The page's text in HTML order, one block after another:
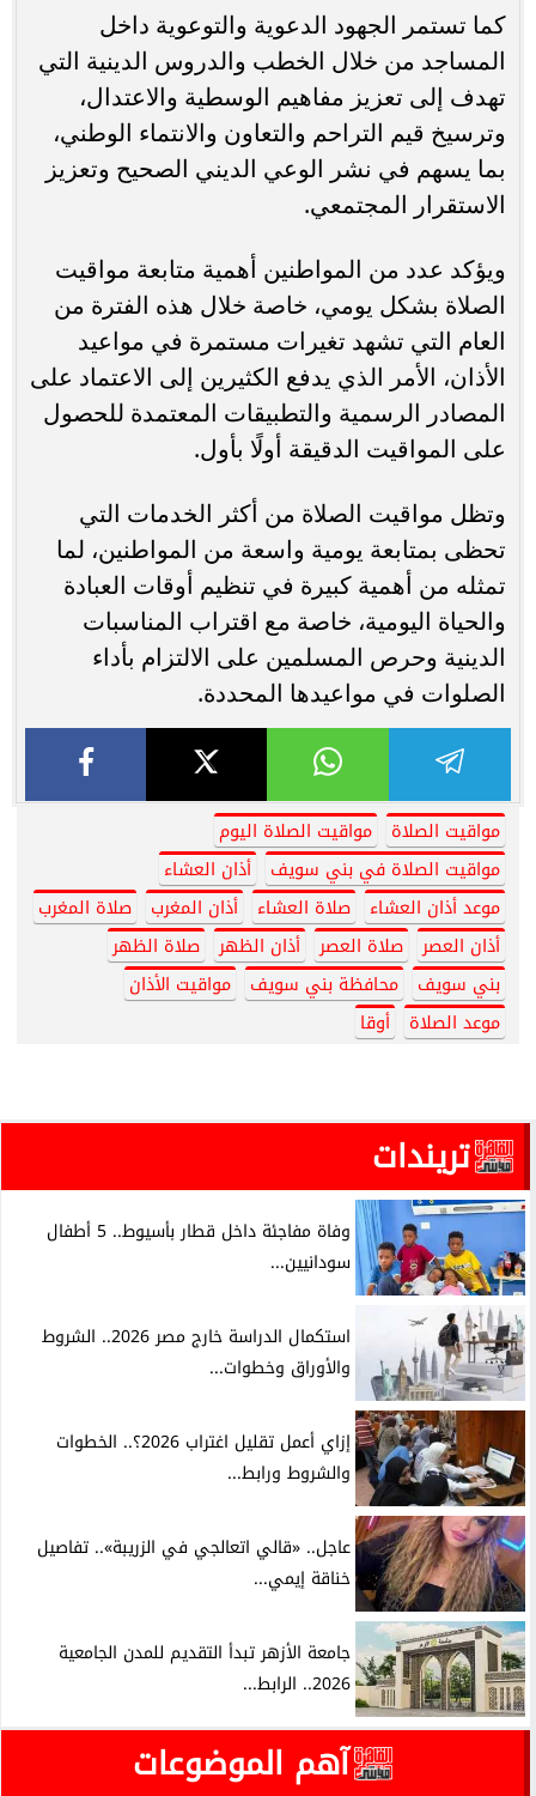
كما تستمر الجهود الدعوية والتوعوية داخل
المساجد من خلال الخطب والدروس الدينية التي
تهدف إلى تعزيز مفاهيم الوسطية والاعتدال،
وترسيخ قيم التراحم والتعاون والانتماء الوطني،
بما يسهم في نشر الوعي الديني الصحيح وتعزيز
الاستقرار المجتمعي.
ويؤكد عدد من المواطنين أهمية متابعة مواقيت
الصلاة بشكل يومي، خاصة خلال هذه الفترة من
العام التي تشهد تغيرات مستمرة في مواعيد
الأذان، الأمر الذي يدفع الكثيرين إلى الاعتماد على
المصادر الرسمية والتطبيقات المعتمدة للحصول
على المواقيت الدقيقة أولًا بأول.
وتظل مواقيت الصلاة من أكثر الخدمات التي
تحظى بمتابعة يومية واسعة من المواطنين، لما
تمثله من أهمية كبيرة في تنظيم أوقات العبادة
والحياة اليومية، خاصة مع اقتراب المناسبات
الدينية وحرص المسلمين على الالتزام بأداء
الصلوات في مواعيدها المحددة.
مواقيت الصلاة
مواقيت الصلاة اليوم
مواقيت الصلاة في بني سويف
أذان العشاء
موعد أذان العشاء
صلاة العشاء أذان المغرب
صلاة المغرب
أذان العصر
صلاة العصر أذان الظهر
صلاة الظهر
بني سويف
محافظة بني سويف
مواقيت الأذان
موعد الصلاة
أوقا
تريندات
وفاة مفاجئة داخل قطار بأسيوط.. 5 أطفال
سودانيين...
استكمال الدراسة خارج مصر 2026.. الشروط
والأوراق وخطوات...
إزاي أعمل تقليل اغتراب 2026؟.. الخطوات
والشروط ورابط...
عاجل.. «قالي اتعالجي في الزريبة».. تفاصيل
خناقة إيمي...
جامعة الأزهر تبدأ التقديم للمدن الجامعية
2026.. الرابط...
آهم الموضوعات